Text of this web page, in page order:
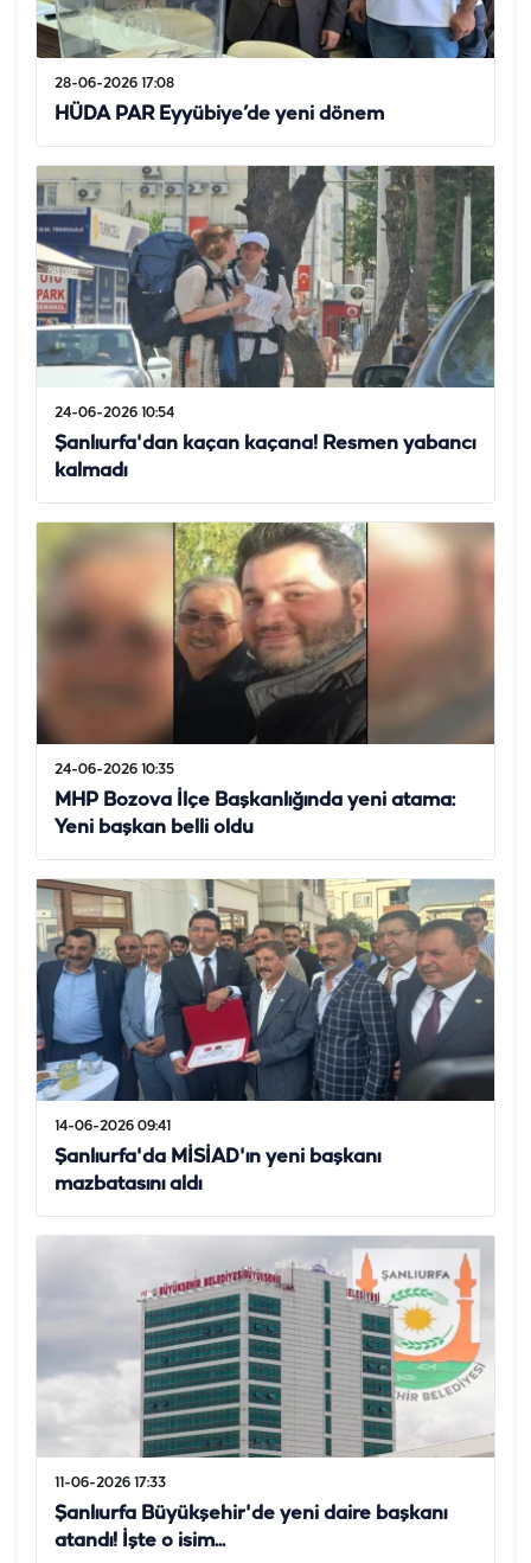
28-06-2026 17:08
HÜDA PAR Eyyübiye’de yeni dönem
24-06-2026 10:54
Şanlıurfa'dan kaçan kaçana! Resmen yabancı
kalmadı
24-06-2026 10:35
MHP Bozova İlçe Başkanlığında yeni atama:
Yeni başkan belli oldu
14-06-2026 09:41
Şanlıurfa'da MİSİAD'ın yeni başkanı
mazbatasını aldı
11-06-2026 17:33
Şanlıurfa Büyükşehir'de yeni daire başkanı
atandı! İşte o isim...